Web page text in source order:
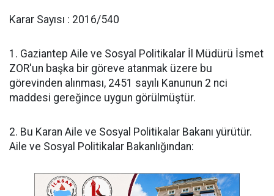
Karar Sayısı : 2016/540
1. Gaziantep Aile ve Sosyal Politikalar İl Müdürü İsmet
ZOR'un başka bir göreve atanmak üzere bu
görevinden alınması, 2451 sayılı Kanunun 2 nci
maddesi gereğince uygun görülmüştür.
2. Bu Karan Aile ve Sosyal Politikalar Bakanı yürütür.
Aile ve Sosyal Politikalar Bakanlığından: